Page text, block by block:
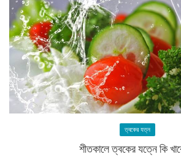
ত্বকের যত্ন
শীতকালে ত্বকের যত্নে কি